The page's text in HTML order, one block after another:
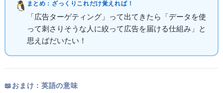
まとめ：ざっくりこれだけ覚えればOK！
「広告ターゲティング」って出てきたら「データを使
って"刺さりそうな人"に絞って広告を届ける仕組み」と
思えばだいたいOK！
📖 おまけ：英語の意味